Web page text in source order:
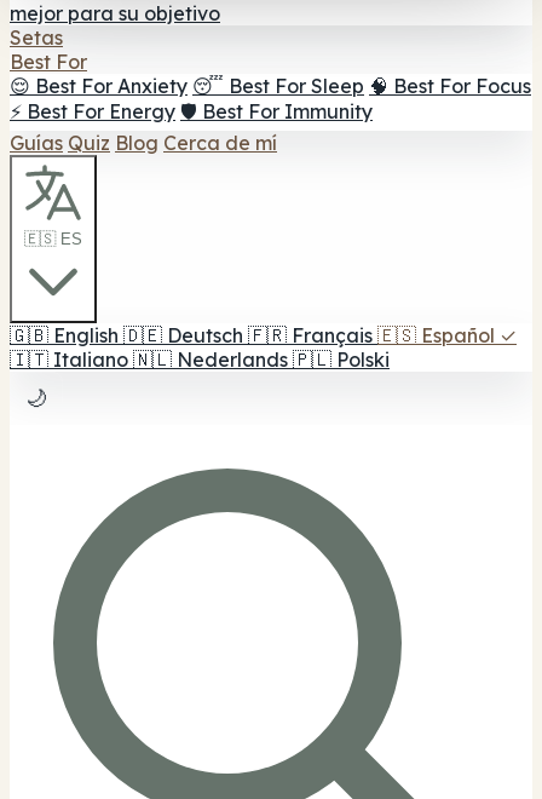
mejor para su objetivo
Setas
Best For
😌 Best For Anxiety 😴 Best For Sleep 🧠 Best For Focus
⚡ Best For Energy 🛡️ Best For Immunity
Guías Quiz Blog Cerca de mí
🇪🇸 ES
🇬🇧 English 🇩🇪 Deutsch 🇫🇷 Français 🇪🇸 Español ✓
🇮🇹 Italiano 🇳🇱 Nederlands 🇵🇱 Polski
🌙